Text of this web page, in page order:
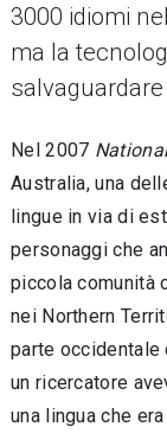
3000 idiomi
ma la
Nel 2007
Australia, una
lingue in via di
personaggi che
piccola comunità
nei Northern
parte occidentale
un ricercatore
una lingua che